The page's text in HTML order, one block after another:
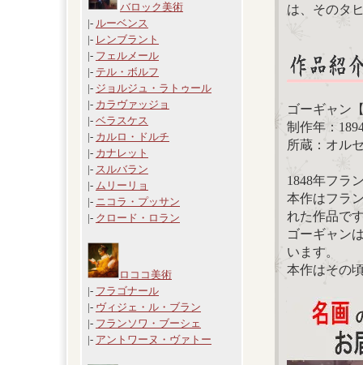
バロック美術
|- ルーベンス
|- レンブラント
|- フェルメール
|- テル・ボルフ
|- ジョルジュ・ラトゥール
|- カラヴァッジョ
|- ベラスケス
|- カルロ・ドルチ
|- カナレット
|- スルバラン
|- ムリーリョ
|- ニコラ・プッサン
|- クロード・ロラン
ロココ美術
|- フラゴナール
|- ヴィジェ・ル・ブラン
|- フランソワ・ブーシェ
|- アントワーヌ・ヴァトー
は、そのタ
ゴーギャン
制作年：
所蔵：オル
1848年フラ
本作はフラ
れた作品で
ゴーギャン
います。
本作はその